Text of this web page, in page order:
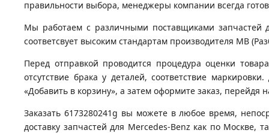
правильности выбора, менеджеры компании всегда
Мы работаем с различными поставщиками запчастей
соответсвует высоким стандартам производителя MB
Перед отправкой проводится процедура оценки
отсутствие брака у деталей, соответствие
«Добавить в корзину», а затем оформите заказ, перейдя
Заказать 6173280241g вы можете в любое время,
доставку запчастей для Mercedes-Benz как по